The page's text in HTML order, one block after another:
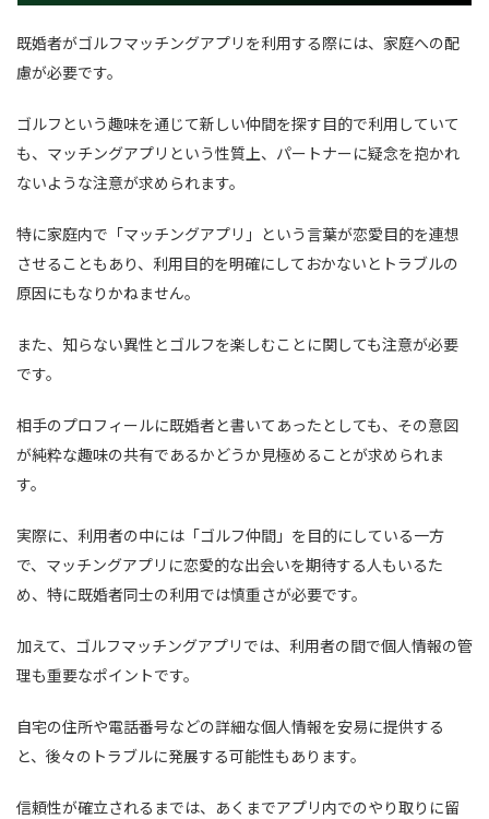
既婚者がゴルフマッチングアプリを利用する際には、家庭への配
慮が必要です。
ゴルフという趣味を通じて新しい仲間を探す目的で利用していて
も、マッチングアプリという性質上、パートナーに疑念を抱かれ
ないような注意が求められます。
特に家庭内で「マッチングアプリ」という言葉が恋愛目的を連想
させることもあり、利用目的を明確にしておかないとトラブルの
原因にもなりかねません。
また、知らない異性とゴルフを楽しむことに関しても注意が必要
です。
相手のプロフィールに既婚者と書いてあったとしても、その意図
が純粋な趣味の共有であるかどうか見極めることが求められま
す。
実際に、利用者の中には「ゴルフ仲間」を目的にしている一方
で、マッチングアプリに恋愛的な出会いを期待する人もいるた
め、特に既婚者同士の利用では慎重さが必要です。
加えて、ゴルフマッチングアプリでは、利用者の間で個人情報の管
理も重要なポイントです。
自宅の住所や電話番号などの詳細な個人情報を安易に提供する
と、後々のトラブルに発展する可能性もあります。
信頼性が確立されるまでは、あくまでアプリ内でのやり取りに留